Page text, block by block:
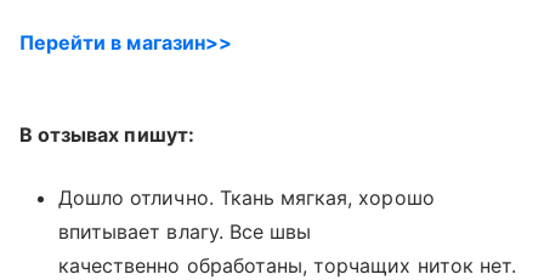
Перейти в магазин>>
В отзывах пишут:
Дошло отлично. Ткань мягкая, хорошо
впитывает влагу. Все швы
качественно обработаны, торчащих ниток нет.